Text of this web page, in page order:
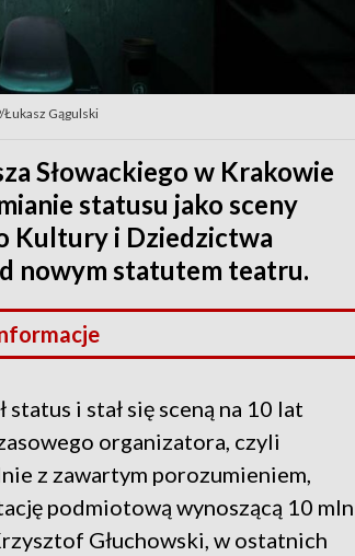
Łukasz Gągulski
Słowackiego w Krakowie
statusu jako sceny
Kultury i Dziedzictwa
nowym statutem teatru.
i stał się sceną na 10 lat
organizatora, czyli
z zawartym porozumieniem,
podmiotową wynoszącą 10 mln
Głuchowski, w ostatnich